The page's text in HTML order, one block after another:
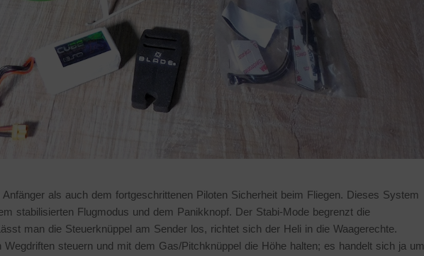
als auch dem fortgeschrittenen Piloten Sicherheit beim Fliegen. Dieses System
stabilisierten Flugmodus und dem Panikknopf. Der Stabi-Mode begrenzt die
man die Steuerknüppel am Sender los, richtet sich der Heli in die Waagerechte.
steuern und mit dem Gas/Pitchknüppel die Höhe halten; es handelt sich ja um